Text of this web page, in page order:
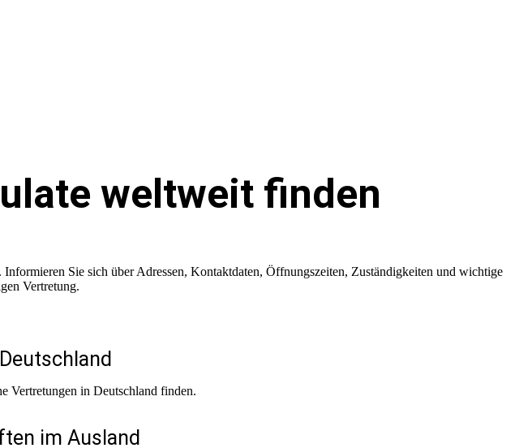
weltweit finden
Sie sich über Adressen, Kontaktdaten, Öffnungszeiten, Zuständigkeiten und wichtige
Vertretung.
Vertretungen in Deutschland finden.
im Ausland